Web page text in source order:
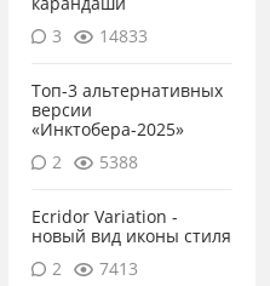
3
14833
Топ-3 альтернативных
версии
«Инктобера-2025»
2
5388
Ecridor Variation -
новый вид иконы стиля
2
7413